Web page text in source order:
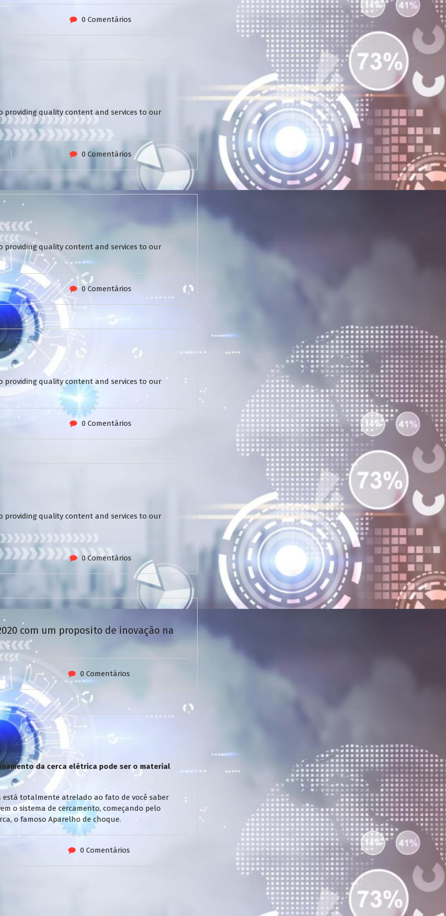
0 Comentários
providing quality content and services to our
0 Comentários
providing quality content and services to our
0 Comentários
providing quality content and services to our
0 Comentários
providing quality content and services to our
0 Comentários
com um proposito de inovação na
0 Comentários
da cerca elétrica pode ser o material
totalmente atrelado ao fato de você saber
o sistema de cercamento, começando pelo
o famoso Aparelho de choque.
0 Comentários